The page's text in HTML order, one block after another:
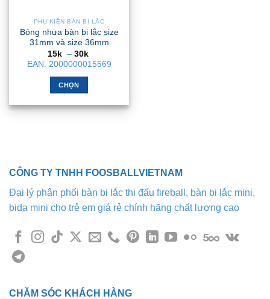
PHỤ KIỆN BÀN BI LẮC
Bóng nhựa bàn bi lắc size
31mm và size 36mm
15k – 30k
giá:
từ
EAN: 2000000015569
CHỌN
phẩm
thể.
Các
chọn
thể
trang
CÔNG TY TNHH FOOSBALLVIETNAM
Đại lý phân phối bàn bi lắc thi đấu fireball, bàn bi lắc mini,
bida mini cho trẻ em giá rẻ chính hãng chất lượng cao
CHĂM SÓC KHÁCH HÀNG